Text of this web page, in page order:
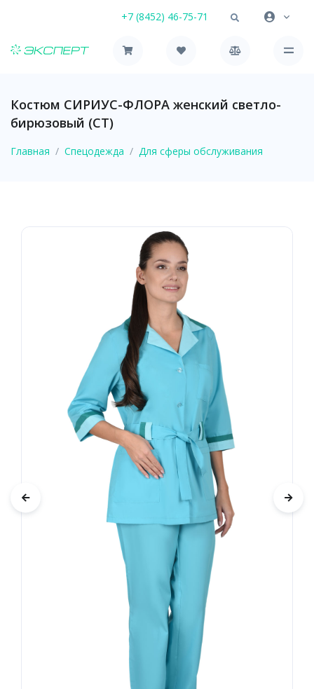
+7 (8452) 46-75-71
Костюм СИРИУС-ФЛОРА женский светло-
бирюзовый (СТ)
Главная Спецодежда Для сферы обслуживания